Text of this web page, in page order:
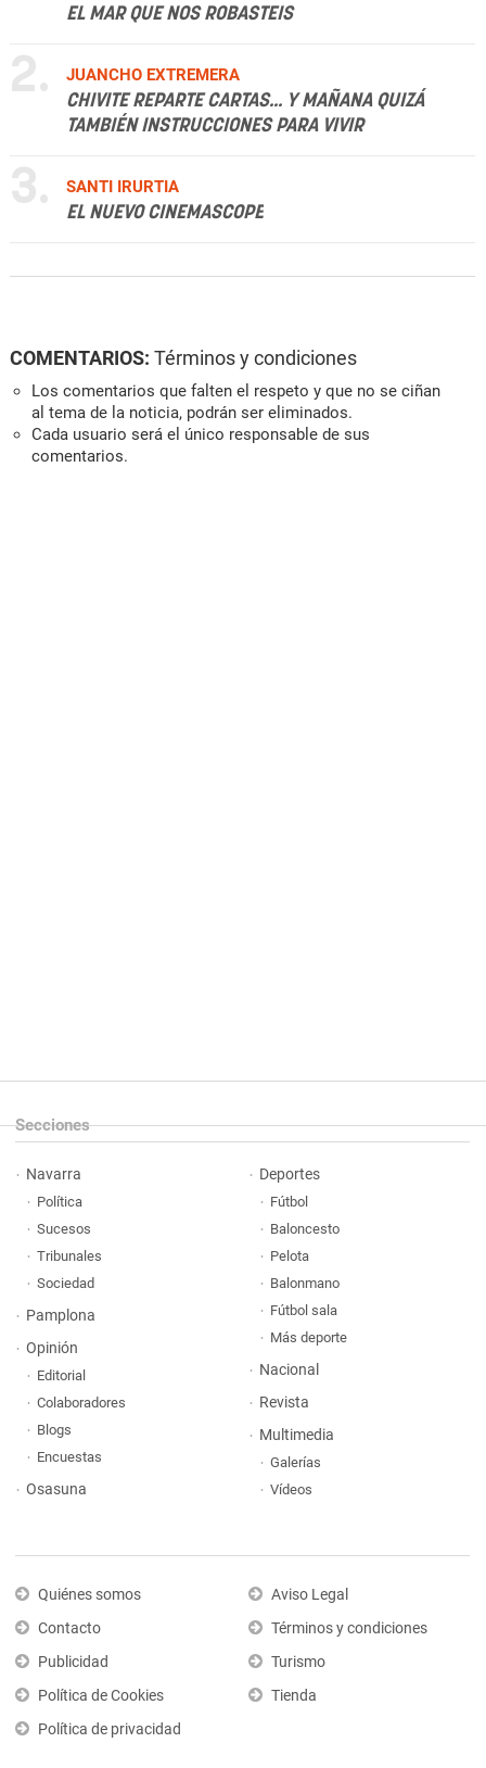
EL MAR QUE NOS ROBASTEIS
2.
JUANCHO EXTREMERA
CHIVITE REPARTE CARTAS... Y MAÑANA QUIZÁ
TAMBIÉN INSTRUCCIONES PARA VIVIR
3.
SANTI IRURTIA
EL NUEVO CINEMASCOPE
COMENTARIOS: Términos y condiciones
Los comentarios que falten el respeto y que no se ciñan
al tema de la noticia, podrán ser eliminados.
Cada usuario será el único responsable de sus
comentarios.
Secciones
Navarra
Política
Sucesos
Tribunales
Sociedad
Pamplona
Opinión
Editorial
Colaboradores
Blogs
Encuestas
Osasuna
Deportes
Fútbol
Baloncesto
Pelota
Balonmano
Fútbol sala
Más deporte
Nacional
Revista
Multimedia
Galerías
Vídeos
Quiénes somos
Contacto
Publicidad
Política de Cookies
Política de privacidad
Aviso Legal
Términos y condiciones
Turismo
Tienda